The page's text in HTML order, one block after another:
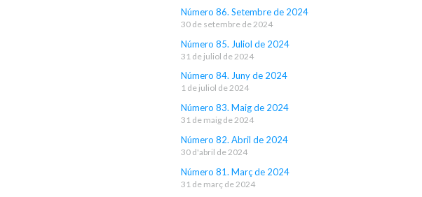
Número 86. Setembre de 2024
30 de setembre de 2024
Número 85. Juliol de 2024
31 de juliol de 2024
Número 84. Juny de 2024
1 de juliol de 2024
Número 83. Maig de 2024
31 de maig de 2024
Número 82. Abril de 2024
30 d'abril de 2024
Número 81. Març de 2024
31 de març de 2024